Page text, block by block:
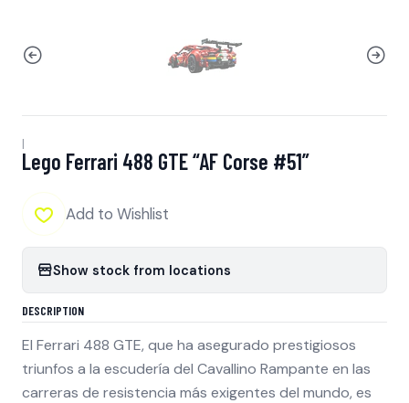
|
Lego Ferrari 488 GTE “AF Corse #51”
Add to Wishlist
Show stock from locations
DESCRIPTION
El Ferrari 488 GTE, que ha asegurado prestigiosos
triunfos a la escudería del Cavallino Rampante en las
carreras de resistencia más exigentes del mundo, es